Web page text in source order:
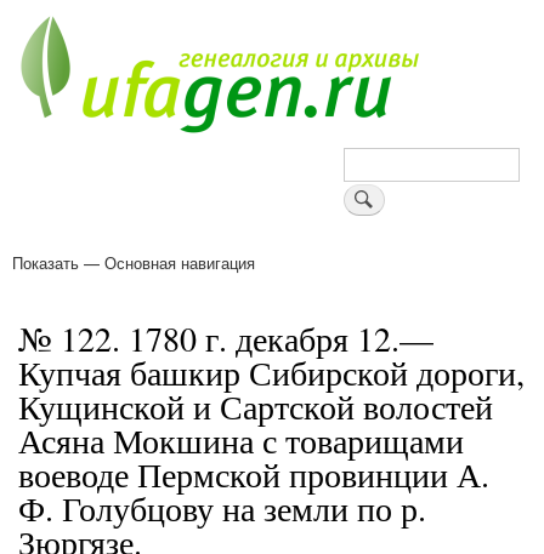
основному
содержанию
Поиск
Основная
Показать — Основная навигация
№ 122. 1780 г. декабря 12.—
Купчая башкир Сибирской дороги,
Кущинской и Сартской волостей
Асяна Мокшина с товарищами
воеводе Пермской провинции А.
Ф. Голубцову на земли по р.
Зюргязе.